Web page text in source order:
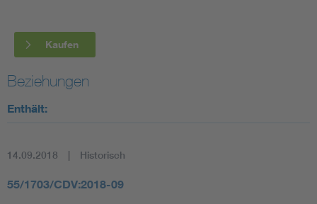
Blitzschutz: DIN EN 62305 in der Übersicht
Circular Economy für mehr Ressourceneffizienz
Kaufen
Beziehungen
Enthält:
14.09.2018 Historisch
55/1703/CDV:2018-09